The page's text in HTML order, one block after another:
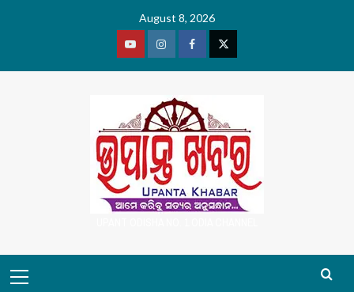
August 8, 2026
YoutubeVimeoFacebookTwitter
Menu